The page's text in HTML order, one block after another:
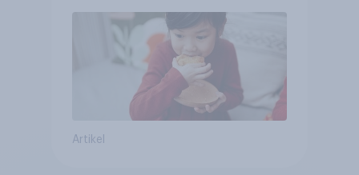
Artikel